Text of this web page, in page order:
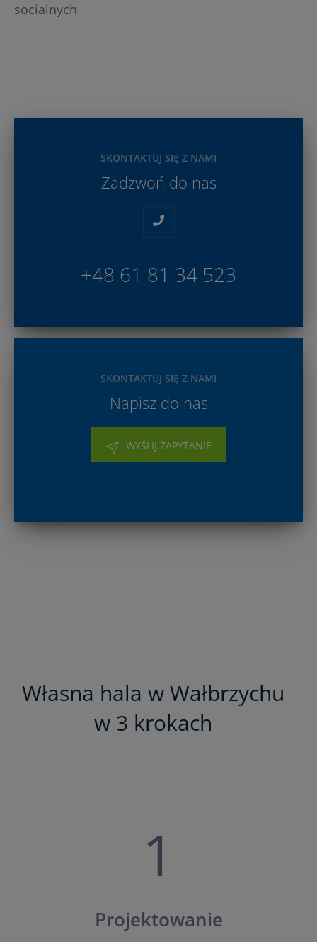
socialnych
SKONTAKTUJ SIĘ Z NAMI
Zadzwoń do nas
+48 61 81 34 523
SKONTAKTUJ SIĘ Z NAMI
Napisz do nas
WYŚLIJ ZAPYTANIE
Własna hala w Wałbrzychu
w 3 krokach
1
Projektowanie